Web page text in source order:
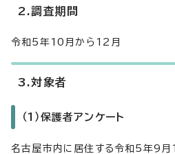
2.調査期間
令和5年10月から12月
3.対象者
（1）保護者アンケート
名古屋市内に居住する令和5年9月